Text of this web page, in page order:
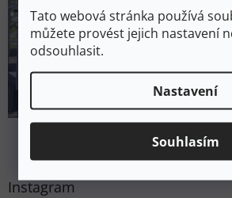
Tato webová stránka používá
můžete provést jejich nastavení
odsouhlasit.
Nastavení
Souhlasím
Instagram